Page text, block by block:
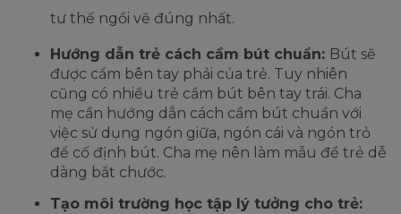
tư thế ngồi vẽ đúng nhất.
Hướng dẫn trẻ cách cầm bút chuẩn: Bút sẽ
được cẩm bên tay phải của trẻ. Tuy nhiên
cũng có nhiều trẻ cầm bút bên tay trái. Cha
mẹ cần hướng dẫn cách cầm bút chuẩn với
việc sử dụng ngón giữa, ngón cái và ngón trỏ
để cố định bút. Cha mẹ nên làm mẫu để trẻ dễ
dàng bắt chước.
Tạo môi trường học tập lý tưởng cho trẻ: